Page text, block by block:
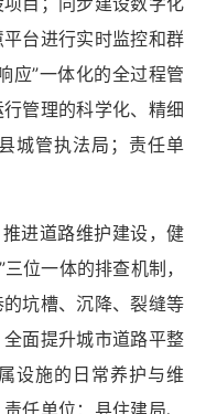
台进行实时监控和群
”一体化的全过程管
管理的科学化、精细
城管执法局；责任单
进道路维护建设，健
位一体的排查机制，
坑槽、沉降、裂缝等
面提升城市道路平整
设施的日常养护与维
任单位：县住建局、